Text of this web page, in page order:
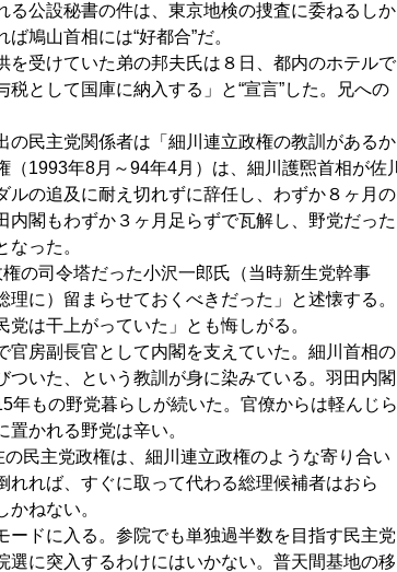
る公設秘書の件は、東京地検の捜査に委ねるしか
鳩山首相には“好都合”だ。
受けていた弟の邦夫氏は８日、都内のホテルで
として国庫に納入する」と“宣言”した。兄への
民主党関係者は「細川連立政権の教訓があるか
1993年8月～94年4月）は、細川護煕首相が佐川
ルの追及に耐え切れずに辞任し、わずか８ヶ月の
内閣もわずか３ヶ月足らずで瓦解し、野党だった
った。
の司令塔だった小沢一郎氏（当時新生党幹事
に）留まらせておくべきだった」と述懐する。
党は干上がっていた」とも悔しがる。
房副長官として内閣を支えていた。細川首相の
ついた、という教訓が身に染みている。羽田内閣
年もの野党暮らしが続いた。官僚からは軽んじら
かれる野党は辛い。
民主党政権は、細川連立政権のような寄り合い
れれば、すぐに取って代わる総理候補者はおら
ねない。
ドに入る。参院でも単独過半数を目指す民主党
選に突入するわけにはいかない。普天間基地の移